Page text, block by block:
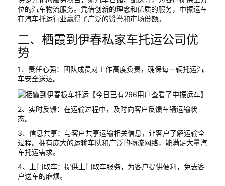
位的汽车物流服务。凭借创新的理念和优质的服务，中振运车
在汽车托运行业赢得了广泛的赞誉和市场份额。
二、栖霞到伊春私家车托运公司优
势
1、责任心强：团队成员对工作高度负责，确保每一辆托运汽
车安全送达。
2、实时反馈：在运输过程中，及时向客户反馈车辆运输状
态。
3、信息共享：与客户共享运输相关信息，让客户了解运输全
过程。拥有庞大的运输车队和广泛的物流网络，能满足大量汽
车托运需求。
4、上门取车：提供上门取车服务，为客户提供便利，免去客
户送车的麻烦。